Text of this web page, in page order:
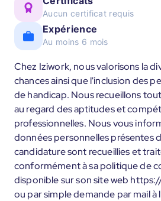
Aucun certificat requis
Expérience
Au moins 6 mois
Chez Iziwork, nous valorisons la
chances ainsi que l'inclusion des
de handicap. Nous recueillons
au regard des aptitudes et
professionnelles. Nous vous
données personnelles présentes
candidature sont recueillies et
conformément à sa politique de
disponible sur son site web
ou par simple demande par mail à